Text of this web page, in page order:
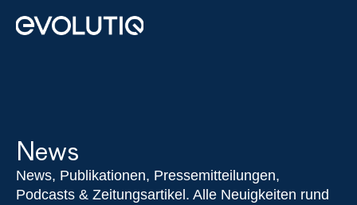
News
News, Publikationen, Pressemitteilungen,
Podcasts & Zeitungsartikel. Alle Neuigkeiten rund
Über uns
Kontakt